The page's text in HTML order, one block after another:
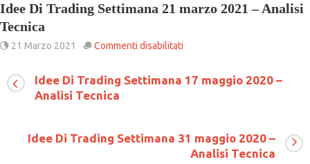
Idee Di Trading Settimana 21 marzo 2021 – Analisi
Tecnica
21 Marzo 2021 Commenti disabilitati
Trading
2021
–
Analisi
Idee Di Trading Settimana 17 maggio 2020 –
Analisi Tecnica
Idee Di Trading Settimana 31 maggio 2020 –
Analisi Tecnica